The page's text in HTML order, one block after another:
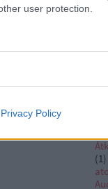
user protection.
Privacy Policy
(1)